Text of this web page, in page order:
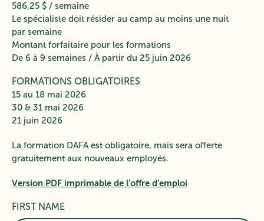
586,25 $ / semaine
Le spécialiste doit résider au camp au moins une nuit
par semaine
Montant forfaitaire pour les formations
De 6 à 9 semaines / À partir du 25 juin 2026
FORMATIONS OBLIGATOIRES
15 au 18 mai 2026
30 & 31 mai 2026
21 juin 2026
La formation DAFA est obligatoire, mais sera offerte
gratuitement aux nouveaux employés.
Version PDF imprimable de l’offre d’emploi
FIRST NAME